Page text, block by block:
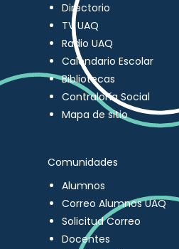
Directorio
TV UAQ
Radio UAQ
Calendario Escolar
Bibliotecas
Contraloría Social
Mapa de sitio
Comunidades
Alumnos
Correo Alumnos UAQ
Solicitud Correo
Docentes